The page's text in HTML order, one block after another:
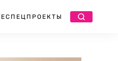
СПЕЦПРОЕКТЫ